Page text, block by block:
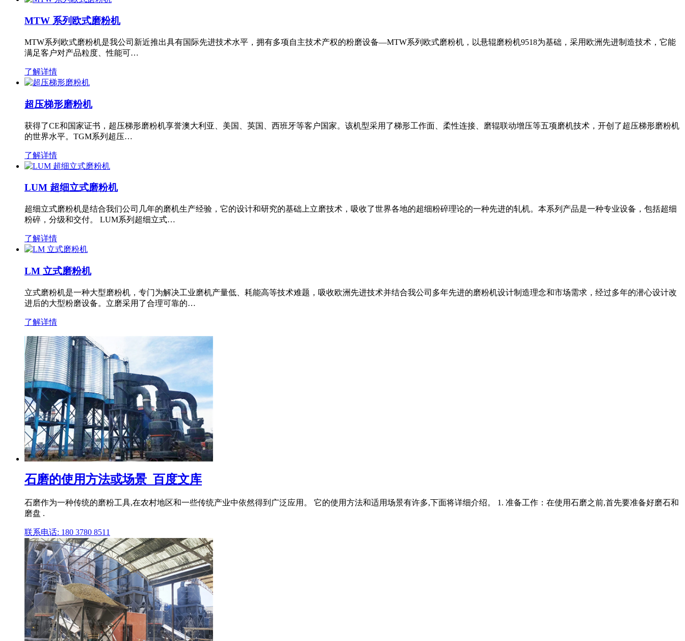
MTW 系列欧式磨粉机
MTW系列欧式磨粉机是我公司新近推出具有国际先进技术水平，拥有多项自主技术产权的粉磨设备—MTW系列欧式磨粉机，以悬辊磨粉机9518为基础，采用欧洲先进制造技术，它能
满足客户对产品粒度、性能可…
了解详情
超压梯形磨粉机
获得了CE和国家证书，超压梯形磨粉机享誉澳大利亚、美国、英国、西班牙等客户国家。该机型采用了梯形工作面、柔性连接、磨辊联动增压等五项磨机技术，开创了超压梯形磨粉机
的世界水平。TGM系列超压…
了解详情
LUM 超细立式磨粉机
超细立式磨粉机是结合我们公司几年的磨机生产经验，它的设计和研究的基础上立磨技术，吸收了世界各地的超细粉碎理论的一种先进的轧机。本系列产品是一种专业设备，包括超细
粉碎，分级和交付。 LUM系列超细立式…
了解详情
LM 立式磨粉机
立式磨粉机是一种大型磨粉机，专门为解决工业磨机产量低、耗能高等技术难题，吸收欧洲先进技术并结合我公司多年先进的磨粉机设计制造理念和市场需求，经过多年的潜心设计改
进后的大型粉磨设备。立磨采用了合理可靠的…
了解详情
石磨的使用方法或场景_百度文库
石磨作为一种传统的磨粉工具,在农村地区和一些传统产业中依然得到广泛应用。 它的使用方法和适用场景有许多,下面将详细介绍。 1. 准备工作：在使用石磨之前,首先要准备好磨石和
磨盘 .
联系电话: 180 3780 8511